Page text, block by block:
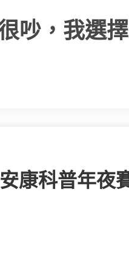
吵，我選
康科普年夜